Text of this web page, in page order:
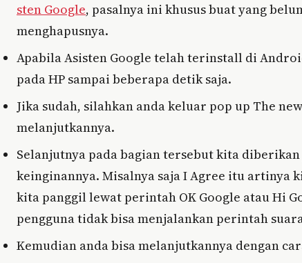
sten Google, pasalnya ini khusus buat yang
menghapusnya.
Apabila Asisten Google telah terinstall di
pada HP sampai beberapa detik saja.
Jika sudah, silahkan anda keluar pop up The
melanjutkannya.
Selanjutnya pada bagian tersebut kita
keinginannya. Misalnya saja I Agree itu artinya
kita panggil lewat perintah OK Google atau Hi
pengguna tidak bisa menjalankan perintah
Kemudian anda bisa melanjutkannya dengan